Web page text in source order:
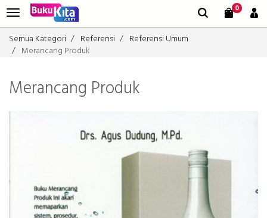
0
Semua Kategori Referensi
Referensi Umum
Merancang Produk
Merancang Produk